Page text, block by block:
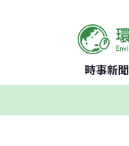
時事新聞